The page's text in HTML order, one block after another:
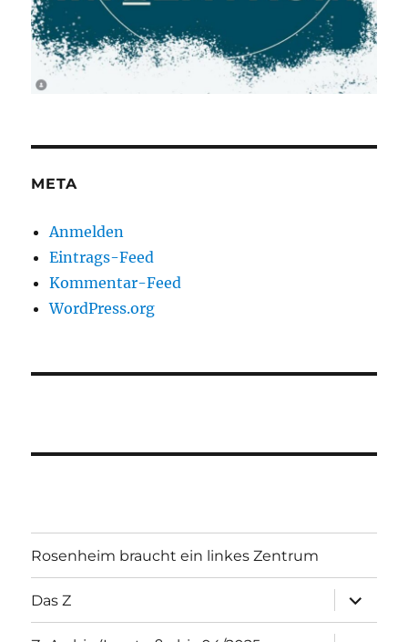
META
Anmelden
Eintrags-Feed
Kommentar-Feed
WordPress.org
Rosenheim braucht ein linkes Zentrum
Das Z
öffnen